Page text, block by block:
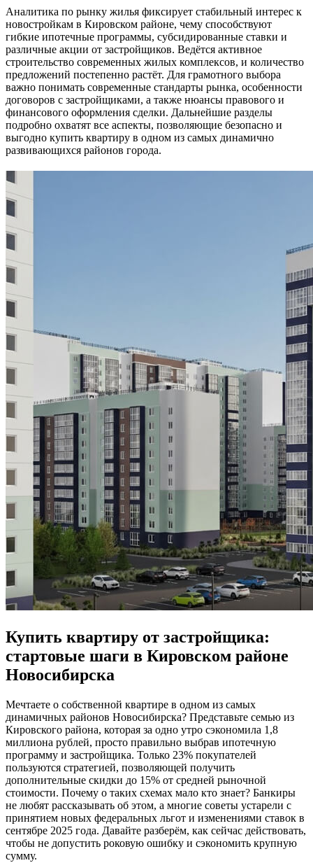
Аналитика по рынку жилья фиксирует стабильный интерес к
новостройкам в Кировском районе, чему способствуют
гибкие ипотечные программы, субсидированные ставки и
различные акции от застройщиков. Ведётся активное
строительство современных жилых комплексов, и количество
предложений постепенно растёт. Для грамотного выбора
важно понимать современные стандарты рынка, особенности
договоров с застройщиками, а также нюансы правового и
финансового оформления сделки. Дальнейшие разделы
подробно охватят все аспекты, позволяющие безопасно и
выгодно купить квартиру в одном из самых динамично
развивающихся районов города.
Купить квартиру от застройщика:
стартовые шаги в Кировском районе
Новосибирска
Мечтаете о собственной квартире в одном из самых
динамичных районов Новосибирска? Представьте семью из
Кировского района, которая за одно утро сэкономила 1,8
миллиона рублей, просто правильно выбрав ипотечную
программу и застройщика. Только 23% покупателей
пользуются стратегией, позволяющей получить
дополнительные скидки до 15% от средней рыночной
стоимости. Почему о таких схемах мало кто знает? Банкиры
не любят рассказывать об этом, а многие советы устарели с
принятием новых федеральных льгот и изменениями ставок в
сентябре 2025 года. Давайте разберём, как сейчас действовать,
чтобы не допустить роковую ошибку и сэкономить крупную
сумму.